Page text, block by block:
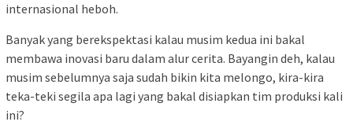
internasional heboh.
Banyak yang berekspektasi kalau musim kedua ini bakal
membawa inovasi baru dalam alur cerita. Bayangin deh, kalau
musim sebelumnya saja sudah bikin kita melongo, kira-kira
teka-teki segila apa lagi yang bakal disiapkan tim produksi kali
ini?